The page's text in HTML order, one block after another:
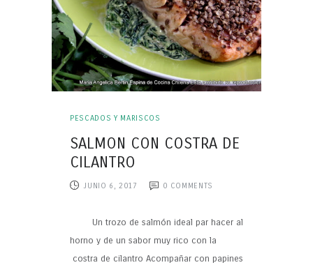
PESCADOS Y MARISCOS
SALMON CON COSTRA DE
CILANTRO
JUNIO 6, 2017 0 COMMENTS
Un trozo de salmón ideal par hacer al
horno y de un sabor muy rico con la
costra de cilantro Acompañar con papines